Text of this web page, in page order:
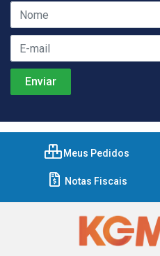
Meus Pedidos
Notas Fiscais